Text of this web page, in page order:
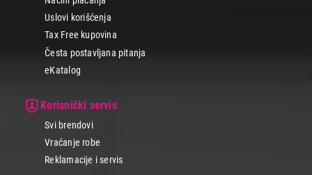
Uslovi korišćenja
Tax Free kupovina
Česta postavljana pitanja
eKatalog
Korisnički servis
Svi brendovi
Vraćanje robe
Reklamacije i servis